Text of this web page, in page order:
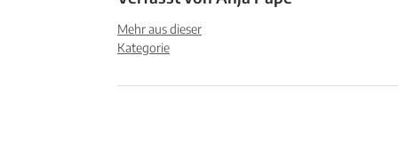
Mehr aus dieser
Kategorie